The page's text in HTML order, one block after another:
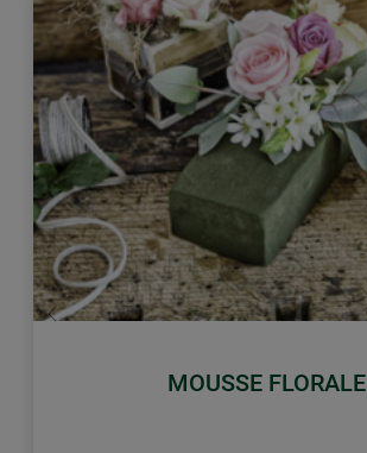
MOUSSE FLORALE
retour